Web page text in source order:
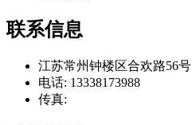
联系信息
江苏常州钟楼区合欢路56号
电话: 13338173988
传真: